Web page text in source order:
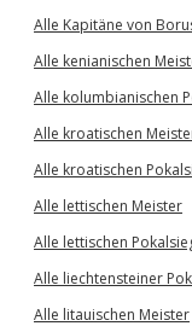
Alle Kapitäne von
Alle kenianischen
Alle kolumbianischen
Alle kroatischen
Alle kroatischen
Alle lettischen Meister
Alle lettischen
Alle liechtensteiner
Alle litauischen Meister